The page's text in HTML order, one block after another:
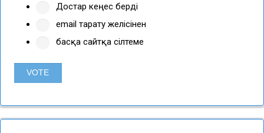
Достар кеңес берді
email тарату желісінен
басқа сайтқа сілтеме